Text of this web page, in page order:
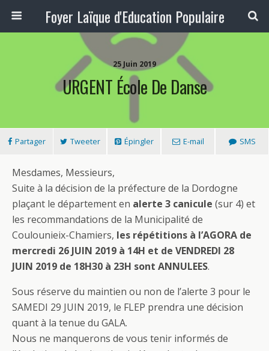
Foyer Laïque d'Education Populaire
25 Juin 2019
URGENT École De Danse
Partager Tweeter Épingler E-mail SMS
Mesdames, Messieurs,
Suite à la décision de la préfecture de la Dordogne
plaçant le département en alerte 3 canicule (sur 4) et
les recommandations de la Municipalité de
Coulounieix-Chamiers, les répétitions à l’AGORA de
mercredi 26 JUIN 2019 à 14H et de VENDREDI 28
JUIN 2019 de 18H30 à 23H sont ANNULEES.
Sous réserve du maintien ou non de l’alerte 3 pour le
SAMEDI 29 JUIN 2019, le FLEP prendra une décision
quant à la tenue du GALA.
Nous ne manquerons de vous tenir informés de